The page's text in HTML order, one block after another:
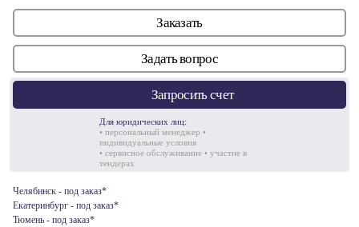
Заказать
Задать вопрос
Запросить счет
Для юридических лиц:
• персональный менеджер •
индивидуальные условия
• сервисное обслуживание • участие в
тендерах
Челябинск - под заказ*
Екатеринбург - под заказ*
Тюмень - под заказ*